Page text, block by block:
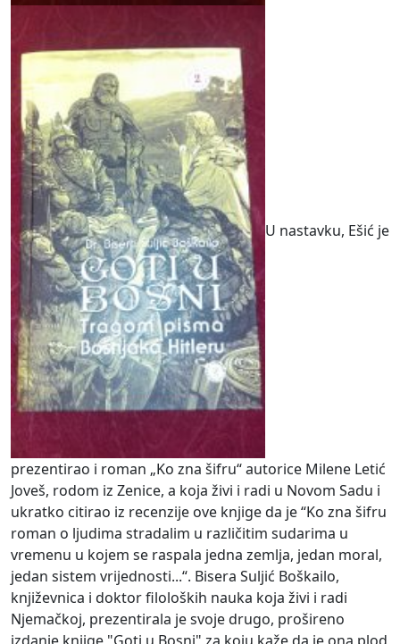
U nastavku, Ešić je
prezentirao i roman „Ko zna šifru“ autorice Milene Letić
Joveš, rodom iz Zenice, a koja živi i radi u Novom Sadu i
ukratko citirao iz recenzije ove knjige da je “Ko zna šifru
roman o ljudima stradalim u različitim sudarima u
vremenu u kojem se raspala jedna zemlja, jedan moral,
jedan sistem vrijednosti...“. Bisera Suljić Boškailo,
književnica i doktor filoloških nauka koja živi i radi
Njemačkoj, prezentirala je svoje drugo, prošireno
izdanje knjige "Goti u Bosni" za koju kaže da je ona plod